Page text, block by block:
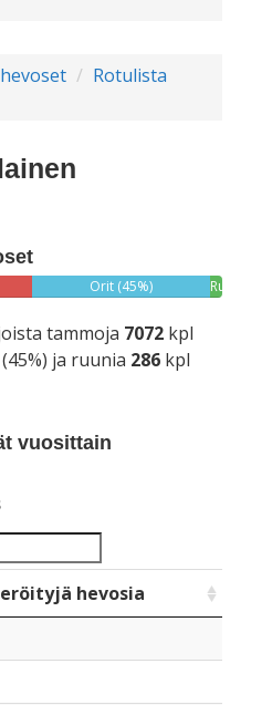
Rotulista
Orit (45%)
Ruunat
tammoja 7072 kpl
ja ruunia 286 kpl
vuosittain
hevosia